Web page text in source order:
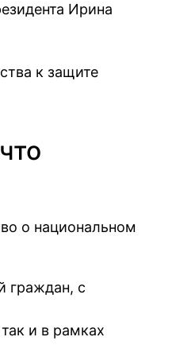
Ирина
к защите
о национальном
граждан, с
и в рамках